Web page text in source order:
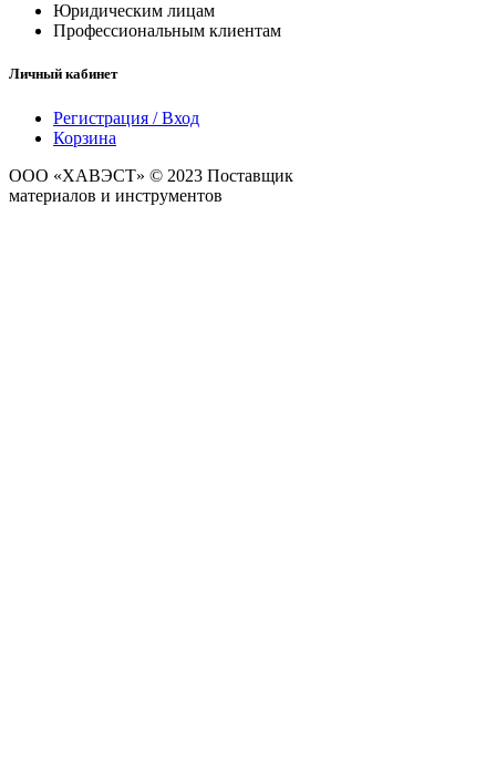
Юридическим лицам
Профессиональным клиентам
Личный кабинет
Регистрация / Вход
Корзина
ООО «ХАВЭСТ» © 2023 Поставщик
материалов и инструментов